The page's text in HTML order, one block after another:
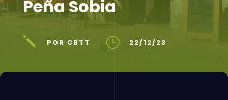
Peña Sobia
j POR CBTT } 22/12/23